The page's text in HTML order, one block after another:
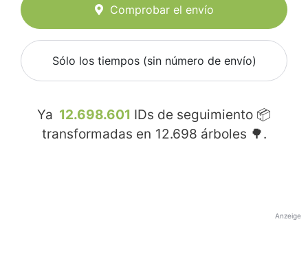
Comprobar el envío
Sólo los tiempos (sin número de envío)
Ya 12.698.601 IDs de seguimiento 📦
transformadas en 12.698 árboles 🌳.
Anzeige